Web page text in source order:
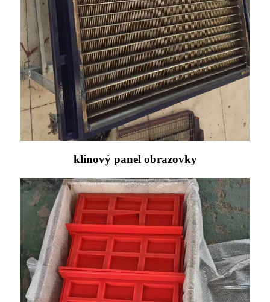
klínový panel obrazovky